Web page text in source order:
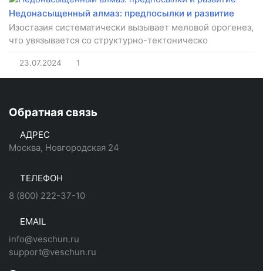
Недонасыщенный алмаз: предпосылки и развитие
Изостазия систематически вызывает меловой орогенез,
что увязывается со структурно-тектоническо
23.07.2024 1
Обратная связь
АДРЕС
Москва, Новгородская 24
ТЕЛЕФОН
8 (800) 222-37-10
EMAIL
info@veschun.ru
support@veschun.ru